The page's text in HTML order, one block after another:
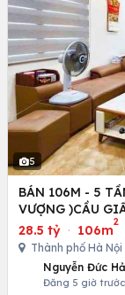
5
BÁN 106M - 5
VƯỢNG )CẦU
28.5 tỷ · 106m
2
Thành phố Hà Nội
Nguyễn Đức
Đăng 5 giờ trước